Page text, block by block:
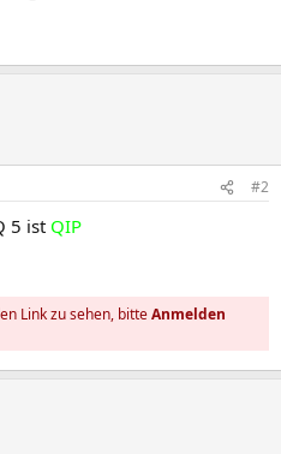
#2
5 ist QIP
Link zu sehen, bitteAnmelden